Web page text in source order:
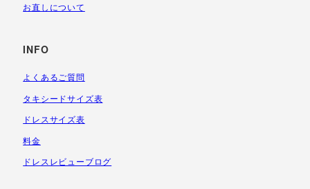
お直しについて
INFO
よくあるご質問
タキシードサイズ表
ドレスサイズ表
料金
ドレスレビューブログ